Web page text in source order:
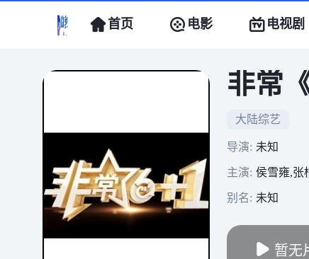
首页 电影 电视剧
非常
大陆综艺
导演: 未知
主演: 侯雪雍,张
别名: 未知
暂无